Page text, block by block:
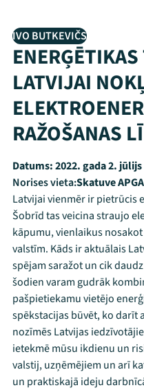
IVO BUTKEVIČS
LATVIJAI
RAŽOŠANAS
Datums:2022. gada 2. jūlijs
Norises vieta:Skatuve
Latvijai vienmēr ir pietrūcis
Šobrīd tas veicina straujo
kāpumu, vienlaikus
valstīm. Kāds ir aktuālais
spējam saražot un cik
šodien varam gudrāk
pašpietiekamu vietējo
spēkstacijas būvēt, ko darīt
nozīmēs Latvijas
ietekmē mūsu ikdienu un
valstij, uzņēmējiem un arī
un praktiskajā ideju